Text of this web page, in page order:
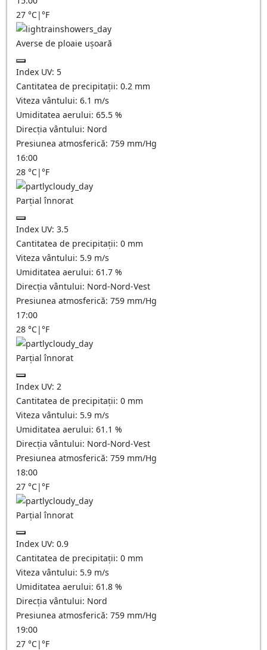
27 °C|°F
Averse de ploaie ușoară
Index UV: 5
Cantitatea de precipitații: 0.2 mm
Viteza vântului: 6.1 m/s
Umiditatea aerului: 65.5 %
Direcția vântului: Nord
Presiunea atmosferică: 759 mm/Hg
16:00
28 °C|°F
Parțial înnorat
Index UV: 3.5
Cantitatea de precipitații: 0 mm
Viteza vântului: 5.9 m/s
Umiditatea aerului: 61.7 %
Direcția vântului: Nord-Nord-Vest
Presiunea atmosferică: 759 mm/Hg
17:00
28 °C|°F
Parțial înnorat
Index UV: 2
Cantitatea de precipitații: 0 mm
Viteza vântului: 5.9 m/s
Umiditatea aerului: 61.1 %
Direcția vântului: Nord-Nord-Vest
Presiunea atmosferică: 759 mm/Hg
18:00
27 °C|°F
Parțial înnorat
Index UV: 0.9
Cantitatea de precipitații: 0 mm
Viteza vântului: 5.9 m/s
Umiditatea aerului: 61.8 %
Direcția vântului: Nord
Presiunea atmosferică: 759 mm/Hg
19:00
27 °C|°F